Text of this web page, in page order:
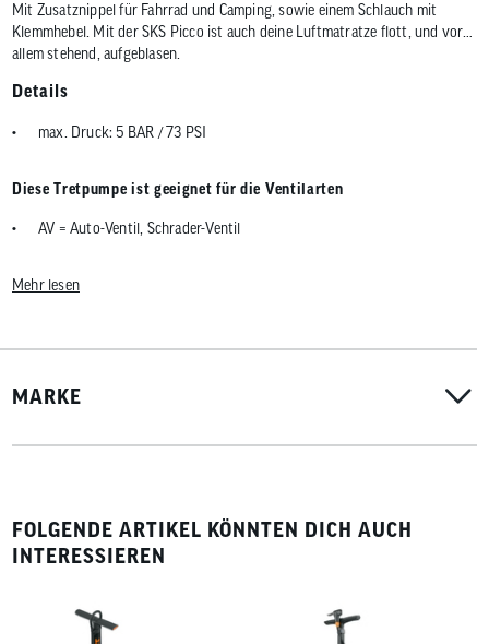
Mit Zusatznippel für Fahrrad und Camping, sowie einem Schlauch mit
Klemmhebel. Mit der SKS Picco ist auch deine Luftmatratze flott, und vor
allem stehend, aufgeblasen.
Details
max. Druck: 5 BAR / 73 PSI
Diese Tretpumpe ist geeignet für die Ventilarten
AV = Auto-Ventil, Schrader-Ventil
Mehr lesen
MARKE
FOLGENDE ARTIKEL KÖNNTEN DICH AUCH
INTERESSIEREN